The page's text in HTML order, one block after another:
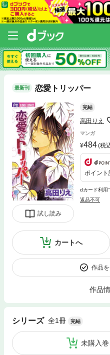
最新刊 恋愛トリッパー
試し読み
完結
高田りえ
マンガ
484(税
ポイント
dカード利用
返品不可
カートへ
作品
作品
シリーズ 全1冊 完結
未購入